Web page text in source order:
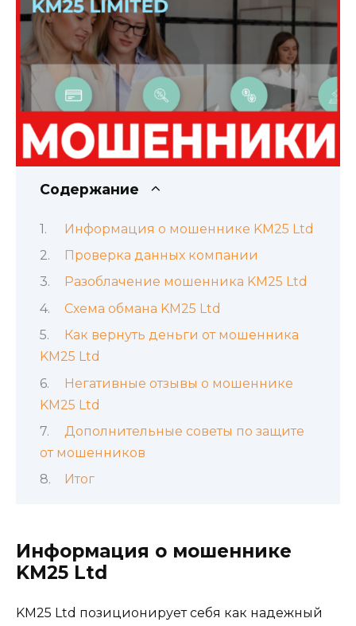
Содержание
Информация о мошеннике KM25 Ltd
Проверка данных компании
Разоблачение мошенника KM25 Ltd
Схема обмана KM25 Ltd
Как вернуть деньги от мошенника
KM25 Ltd
Негативные отзывы о мошеннике
KM25 Ltd
Дополнительные советы по защите
от мошенников
Итог
Информация о мошеннике
KM25 Ltd
KM25 Ltd позиционирует себя как надежный